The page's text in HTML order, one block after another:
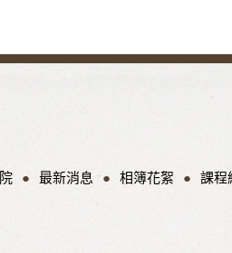
最新消息 相簿花絮 課程